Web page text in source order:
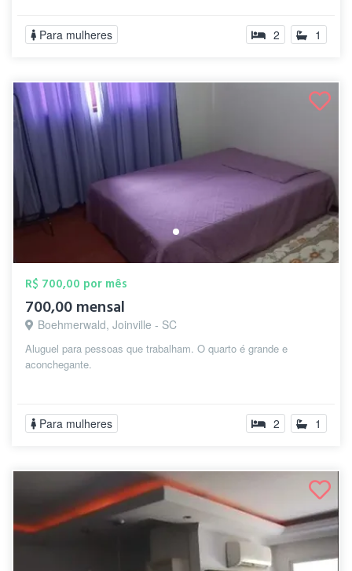
Para mulheres 2 1
R$ 700,00 por mês
700,00 mensal
Boehmerwald, Joinville - SC
Aluguel para pessoas que trabalham. O quarto é grande e
aconchegante.
Para mulheres 2 1